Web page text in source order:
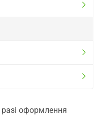
оформлення